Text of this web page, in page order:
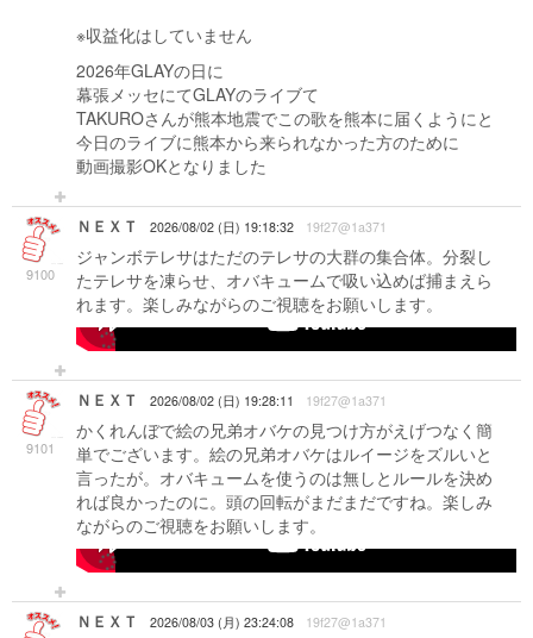
※収益化はしていません
2026年GLAYの日に
幕張メッセにてGLAYのライブて
TAKUROさんが熊本地震でこの歌を熊本に届くようにと
今日のライブに熊本から来られなかった方のために
動画撮影OKとなりました
9100
ＮＥＸＴ 2026/08/02 (日) 19:18:32 19f27@1a371
ジャンボテレサはただのテレサの大群の集合体。分裂し
たテレサを凍らせ、オバキュームで吸い込めば捕まえら
れます。楽しみながらのご視聴をお願いします。
-->
9101
ＮＥＸＴ 2026/08/02 (日) 19:28:11 19f27@1a371
かくれんぼで絵の兄弟オバケの見つけ方がえげつなく簡
単でございます。絵の兄弟オバケはルイージをズルいと
言ったが。オバキュームを使うのは無しとルールを決め
れば良かったのに。頭の回転がまだまだですね。楽しみ
ながらのご視聴をお願いします。
-->
ＮＥＸＴ 2026/08/03 (月) 23:24:08 19f27@1a371